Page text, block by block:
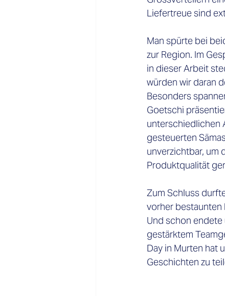
Liefertreue sind
Man spürte bei
zur Region. Im
in dieser Arbeit
würden wir daran
Besonders
Goetschi
unterschiedlichen
gesteuerten
unverzichtbar, um
Produktqualität
Zum Schluss
vorher bestaunten
Und schon endete
gestärktem
Day in Murten hat
Geschichten zu